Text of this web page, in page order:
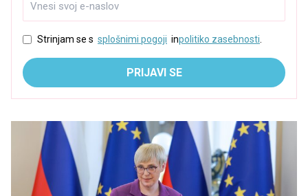
Strinjam se s splošnimi pogoji inpolitiko zasebnosti
PRIJAVI SE